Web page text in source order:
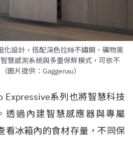
化設計，搭配深色拉絲不鏽鋼、礦物黑
慧感測系統與多重保鮮模式，可依不
圖片提供：Gaggenau）
Expressive系列也將智慧科技
透過內建智慧感應器與專屬
看冰箱內的食材存量，不同保